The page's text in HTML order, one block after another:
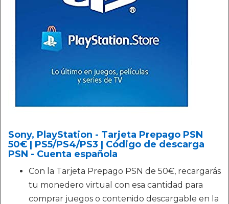
Sony, PlayStation - Tarjeta Prepago PSN
50€ | PS5/PS4/PS3 | Código de descarga
PSN - Cuenta española
Con la Tarjeta Prepago PSN de 50€, recargarás
tu monedero virtual con esa cantidad para
comprar juegos o contenido descargable en la